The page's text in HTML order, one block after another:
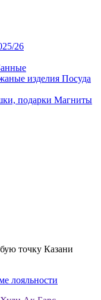
26
изделия Посуда
подарки Магниты
точку Казани
лояльности